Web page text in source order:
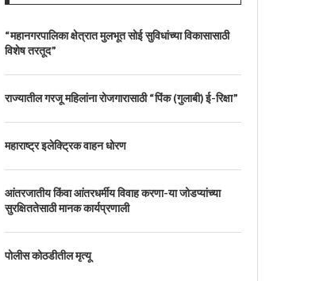
“महानगरपालिका क्षेत्रात मुलभूत सोई सुविधांच्या विकासासाठी
विशेष तरतूद”
राज्यातील गरजू महिलांना रोजगारासाठी “पिंक (गुलाबी) ई-रिक्षा”
महाराष्ट्र इलेक्ट्रिक वाहन धोरण
आंतरजातीय किंवा आंतरधर्मीय विवाह करणा-या जोडप्यांच्या
सुरक्षिततेसाठी मानक कार्यप्रणाली
पोलीस कोठडीतील मृत्यू